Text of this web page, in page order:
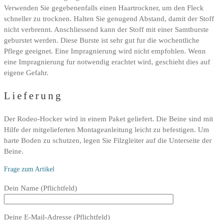
Verwenden Sie gegebenenfalls einen Haartrockner, um den Fleck
schneller zu trocknen. Halten Sie genugend Abstand, damit der Stoff
nicht verbrennt. Anschliessend kann der Stoff mit einer Samtburste
geburstet werden. Diese Burste ist sehr gut fur die wochentliche
Pflege geeignet. Eine Impragnierung wird nicht empfohlen. Wenn
eine Impragnierung fur notwendig erachtet wird, geschieht dies auf
eigene Gefahr.
Lieferung
Der Rodeo-Hocker wird in einem Paket geliefert. Die Beine sind mit
Hilfe der mitgelieferten Montageanleitung leicht zu befestigen. Um
harte Boden zu schutzen, legen Sie Filzgleiter auf die Unterseite der
Beine.
Frage zum Artikel
Bitte
Dein Name (Pflichtfeld)
Deine E-Mail-Adresse (Pflichtfeld)